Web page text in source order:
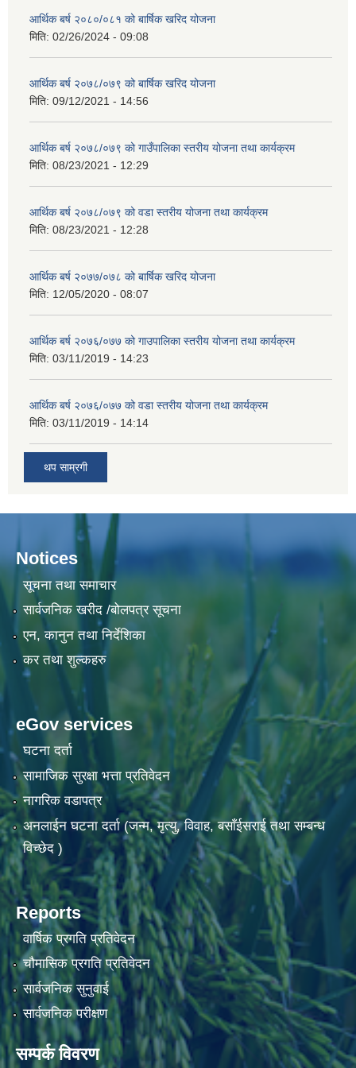
आर्थिक बर्ष २०८०/०८१ को बार्षिक खरिद योजना
मिति: 02/26/2024 - 09:08
आर्थिक बर्ष २०७८/०७९ को बार्षिक खरिद योजना
मिति: 09/12/2021 - 14:56
आर्थिक बर्ष २०७८/०७९ को गाउँपालिका स्तरीय योजना तथा कार्यक्रम
मिति: 08/23/2021 - 12:29
आर्थिक बर्ष २०७८/०७९ को वडा स्तरीय योजना तथा कार्यक्रम
मिति: 08/23/2021 - 12:28
आर्थिक बर्ष २०७७/०७८ को बार्षिक खरिद योजना
मिति: 12/05/2020 - 08:07
आर्थिक बर्ष २०७६/०७७ को गाउपालिका स्तरीय योजना तथा कार्यक्रम
मिति: 03/11/2019 - 14:23
आर्थिक बर्ष २०७६/०७७ को वडा स्तरीय योजना तथा कार्यक्रम
मिति: 03/11/2019 - 14:14
थप साम्रगी
Notices
सूचना तथा समाचार
सार्वजनिक खरीद /बोलपत्र सूचना
एन, कानुन तथा निर्देशिका
कर तथा शुल्कहरु
eGov services
घटना दर्ता
सामाजिक सुरक्षा भत्ता प्रतिवेदन
नागरिक वडापत्र
अनलाईन घटना दर्ता (जन्म, मृत्यु, विवाह, बसाँईसराई तथा सम्बन्ध
विच्छेद )
Reports
वार्षिक प्रगति प्रतिवेदन
चौमासिक प्रगति प्रतिवेदन
सार्वजनिक सुनुवाई
सार्वजनिक परीक्षण
सम्पर्क विवरण